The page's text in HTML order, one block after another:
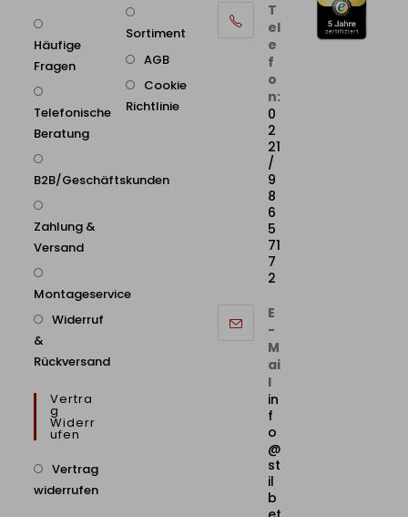
Häufige
Fragen
Telefonische
Beratung
B2B/Geschäftskunden
Zahlung &
Versand
Montageservice
Widerruf
&
Rückversand
Vertra
G
Widerr
Ufen
Vertrag
widerrufen
Sortiment
AGB
Cookie
Richtlinie
T
el
e
f
o
n:
0
2
21
/
9
8
6
5
71
7
2
E
-
M
ai
l
in
f
o
@
st
il
b